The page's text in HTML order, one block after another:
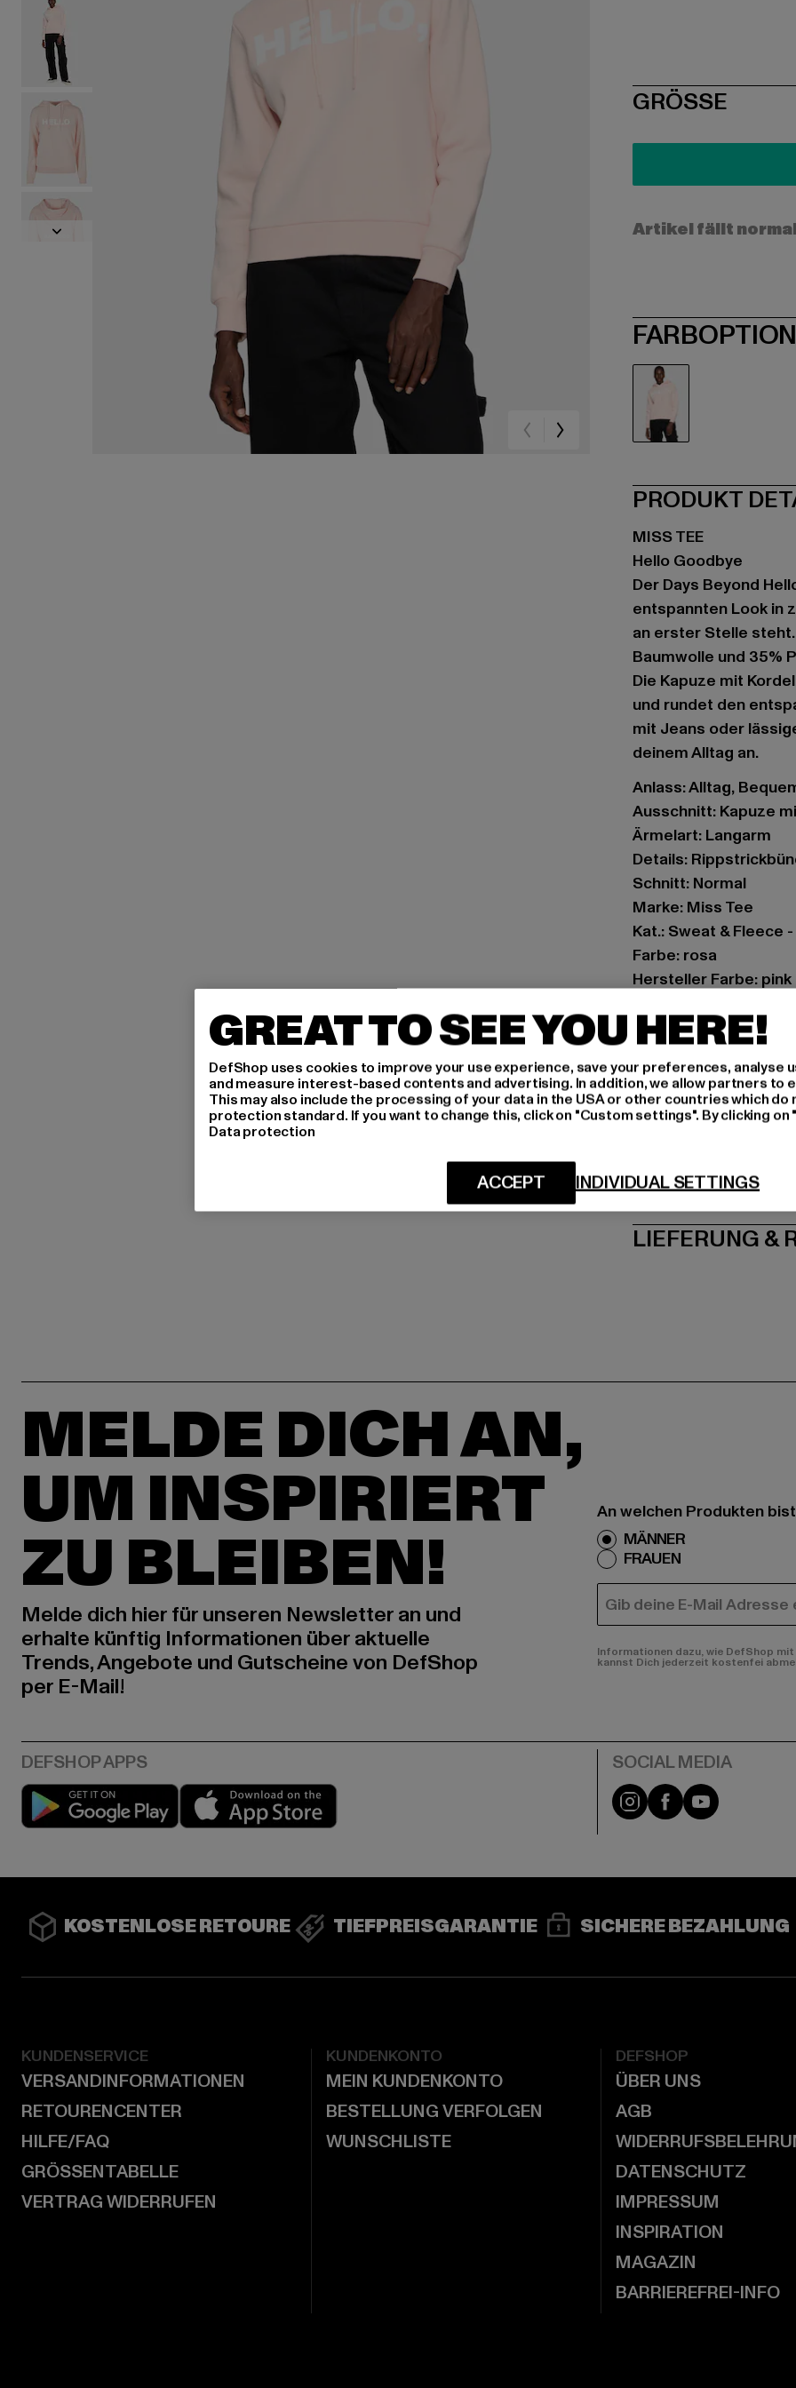
SIZE
GRÖSSE
Artikel fällt
PRODUKT
MISS TEE
Hello Goodbye
Der Days Beyond
entspannten Look in
an erster Stelle
Baumwolle und 35%
Die Kapuze mit
und rundet den
mit Jeans oder
deinem Alltag an.
Anlass: Alltag,
Ausschnitt: Kapuze
Ärmelart: Langarm
Details:
Schnitt: Normal
Marke: Miss Tee
Kat.: Sweat & Fleece
Farbe: rosa
Hersteller Farbe: pink
Art.Nr: BE062-00185
Hersteller: TB
Dr.-Robert-Murjahn-
LIEFERUNG &
MELDE DICH AN,
UM INSPIRIERT
ZU BLEIBEN!
Melde dich hier für unseren Newsletter an und
erhalte künftig Informationen über aktuelle
Trends, Angebote und Gutscheine von DefShop
per E-Mail!
An welchen Produkten
MÄNNER
FRAUEN
E-MAIL
Informationen dazu, wie DefShop
kannst Dich jederzeit kostenfei
Play market Instagram
FacebookYouTube
KOSTENLOSE RETOURE TIEFPREISGARANTIE SICHERE BEZAHLUNG
KUNDENSERVICE
VERSANDINFORMATIONEN
RETOURENCENTER
HILFE/FAQ
GRÖSSENTABELLE
VERTRAG WIDERRUFEN
KUNDENKONTO
MEIN KUNDENKONTO
BESTELLUNG VERFOLGEN
WUNSCHLISTE
DEFSHOP
ÜBER UNS
AGB
DATENSCHUTZ
IMPRESSUM
INSPIRATION
MAGAZIN
BARRIEREFREI-INFO
GREAT TO SEE YOU HERE!
DefShop uses cookies to improve your use experience, save your preferences, analyse
and measure interest-based contents and advertising. In addition, we allow partners to
This may also include the processing of your data in the USA or other countries which do
protection standard. If you want to change this, click on "Custom settings". By clicking
Data protection
INDIVIDUAL SETTINGS
ACCEPT